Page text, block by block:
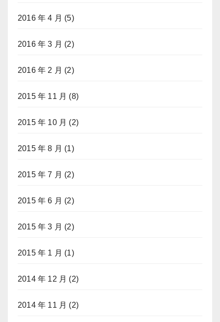
2016 年 4 月 (5)
2016 年 3 月 (2)
2016 年 2 月 (2)
2015 年 11 月 (8)
2015 年 10 月 (2)
2015 年 8 月 (1)
2015 年 7 月 (2)
2015 年 6 月 (2)
2015 年 3 月 (2)
2015 年 1 月 (1)
2014 年 12 月 (2)
2014 年 11 月 (2)